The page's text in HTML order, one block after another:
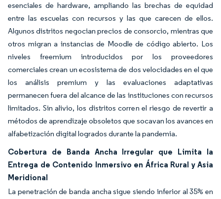
esenciales de hardware, ampliando las brechas de equidad
entre las escuelas con recursos y las que carecen de ellos.
Algunos distritos negocian precios de consorcio, mientras que
otros migran a instancias de Moodle de código abierto. Los
niveles freemium introducidos por los proveedores
comerciales crean un ecosistema de dos velocidades en el que
los análisis premium y las evaluaciones adaptativas
permanecen fuera del alcance de las instituciones con recursos
limitados. Sin alivio, los distritos corren el riesgo de revertir a
métodos de aprendizaje obsoletos que socavan los avances en
alfabetización digital logrados durante la pandemia.
Cobertura de Banda Ancha Irregular que Limita la
Entrega de Contenido Inmersivo en África Rural y Asia
Meridional
La penetración de banda ancha sigue siendo inferior al 35% en